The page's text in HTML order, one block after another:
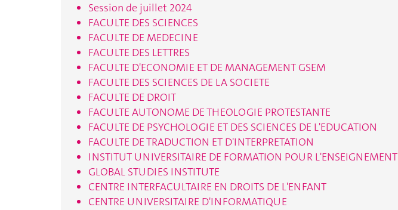
Session de juillet 2024
FACULTE DES SCIENCES
FACULTE DE MEDECINE
FACULTE DES LETTRES
FACULTE D'ECONOMIE ET DE MANAGEMENT GSEM
FACULTE DES SCIENCES DE LA SOCIETE
FACULTE DE DROIT
FACULTE AUTONOME DE THEOLOGIE PROTESTANTE
FACULTE DE PSYCHOLOGIE ET DES SCIENCES DE L'EDUCATION
FACULTE DE TRADUCTION ET D'INTERPRETATION
INSTITUT UNIVERSITAIRE DE FORMATION POUR L'ENSEIGNEMENT
GLOBAL STUDIES INSTITUTE
CENTRE INTERFACULTAIRE EN DROITS DE L'ENFANT
CENTRE UNIVERSITAIRE D'INFORMATIQUE